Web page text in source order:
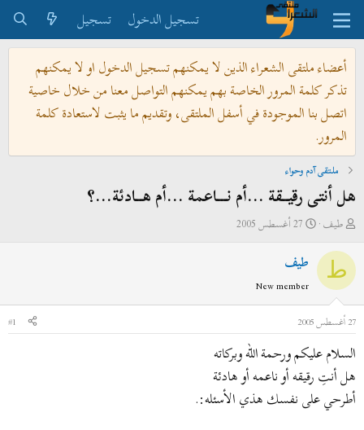
تسجيل الدخول
تسجيل
أعضاء ملتقى الشعراء الذين لا يمكنهم تسجيل الدخول او لا يمكنهم
تذكر كلمة المرور الخاصة بهم يمكنهم التواصل معنا من خلال خاصية
اتصل بنا الموجودة في أسفل الملتقى، وتقديم ما يثبت لاستعادة كلمة
المرور.
ملتقى آدم وحواء
هل أنتى رقيــقة ...أم نـــاعمة ...أم هــادئة...؟
ب
ئ
ل
م
و
ض
و
ع
طيف
ت
ر
ا
ل
ب
د
27 أغسطس 2005
ط طيف
New member
27 أغسطس 2005
#1
السلام عليكم ورحمة الله وبركاته
هل أنتِ رقيقه أو ناعمه أو هادئة
أطرحي على نفسك هذي الأسئله:.